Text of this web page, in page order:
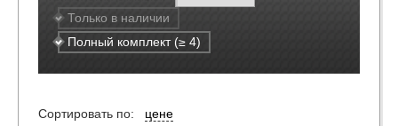
Только в наличии
Полный комплект (≥ 4)
Сортировать по: цене